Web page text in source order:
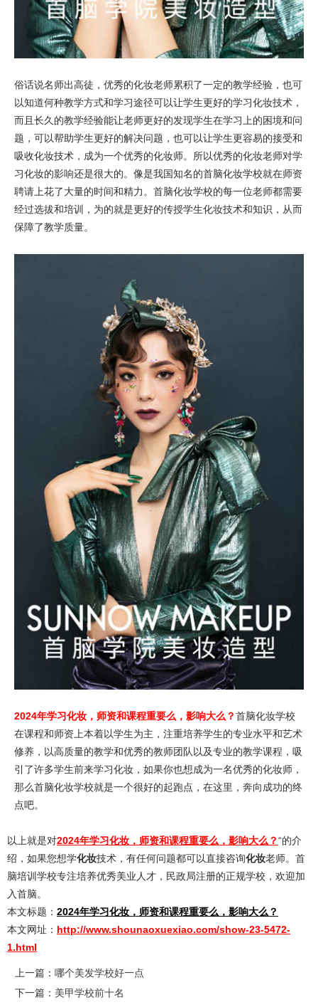
俗话说名师出高徒，优秀的化妆老师累积了一定的教学经验，也可
以知道何种教学方式和学习途径可以让学生更好的学习化妆技术，
而且长久的教学经验能让老师更好的发现学生在学习上的困境和问
题，可以帮助学生更好的解决问题，也可以让学生更容易的接受和
吸收化妆技术，成为一个优秀的化妆师。所以优秀的化妆老师对学
习化妆的影响还是很大的。像是我国知名的首脑化妆学校就在师资
聘请上花了大量的时间和精力。首脑化妆学校的每一位老师都需要
经过选拔和培训，为的就是更好的传授学生化妆技术和知识，从而
保障了教学质量。
2024年学习化妆，师资和课程重要么，影响大么？首脑化妆学校
在课程和师资上本着以学生为主，注重培养学生的专业水平和艺术
修养，以高质量的教学和优秀的教师团队以及专业的教学课程，吸
引了许多学生前来学习化妆，如果你也想成为一名优秀的化妆师，
那么首脑化妆学校就是一个很好的起跑点，在这里，奔向成功的终
点吧。
以上就是对2024年学习化妆，师资和课程重要么，影响大么？“的介
绍，如果您想学化妆技术，有任何问题都可以直接咨询化妆老师。首
脑培训学校专注培养优秀美业人才，民政局注册的正规学校，欢迎加
入首脑。
本文标题： 2024年学习化妆，师资和课程重要么，影响大么？
本文网址： http://www.shounaoxuexiao.com/show-23-5472-
1.html
上一篇： 哪个美发学校好一点
下一篇： 美甲学校前十名